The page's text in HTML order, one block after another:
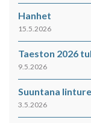
Hanhet
15.5.2026
Taeston 2026
9.5.2026
Suuntana
3.5.2026